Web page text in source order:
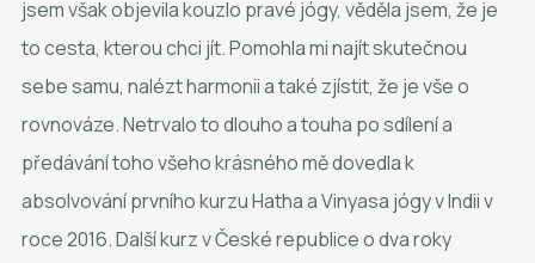
jsem však objevila kouzlo pravé jógy, věděla jsem, že je
to cesta, kterou chci jít. Pomohla mi najít skutečnou
sebe samu, nalézt harmonii a také zjístit, že je vše o
rovnováze. Netrvalo to dlouho a touha po sdílení a
předávání toho všeho krásného mě dovedla k
absolvování prvního kurzu Hatha a Vinyasa jógy v Indii v
roce 2016. Další kurz v České republice o dva roky